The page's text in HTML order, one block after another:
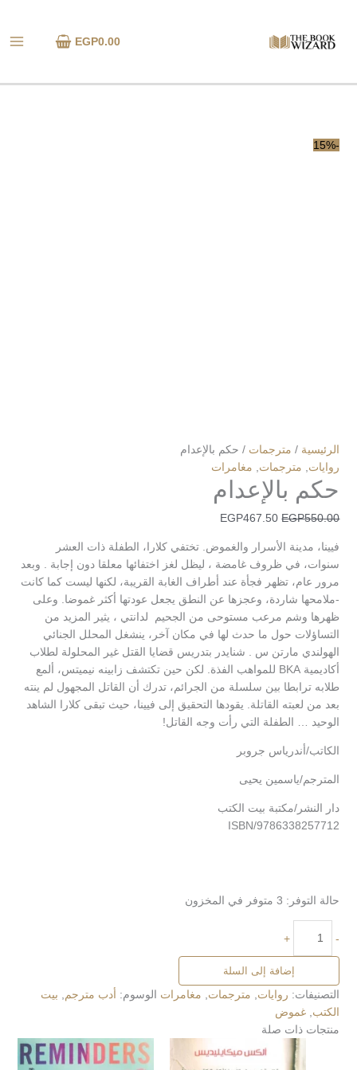
المحتوى
EGP0.00
-15%
الرئيسية / مترجمات / حكم بالإعدام
روايات
مترجمات مغامرات
حكم بالإعدام
EGP550.00
EGP467.50
فيينا، مدينة الأسرار والغموض. تختفي كلارا، الطفلة ذات العشر
سنوات، في ظروف غامضة ، ليظل لغز اختفائها معلقا دون إجابة . وبعد
مرور عام، تظهر فجأة عند أطراف الغابة القريبة، لكنها ليست كما كانت
-ملامحها شاردة، وعجزها عن النطق يجعل عودتها أكثر غموضا. وعلى
ظهرها وشم مرعب مستوحى من الجحيم لدانتي ، يثير المزيد من
التساؤلات حول ما حدث لها في مكان آخر، ينشغل المحلل الجنائي
الهولندي مارتن س . شنايدر بتدريس قضايا القتل غير المحلولة لطلاب
أكاديمية BKA للمواهب الفذة. لكن حين تكتشف زابينه نيميتس، ألمع
طلابه ترابطا بين سلسلة من الجرائم، تدرك أن القاتل المجهول لم ينته
بعد من لعبته القاتلة. يقودها التحقيق إلى فيينا، حيث تبقى كلارا الشاهد
الوحيد … الطفلة التي رأت وجه القاتل!
الكاتب/أندرياس جروبر
المترجم/ياسمين يحيى
دار النشر/مكتبة بيت الكتب
ISBN/9786338257712
حالة التوفر: 3 متوفر في المخزون
-
بالإعدام
+
إضافة إلى السلة
التصنيفات: روايات مترجمات مغامرات الوسوم: أدب مترجم
بيت
الكتب غموض
منتجات ذات صلة